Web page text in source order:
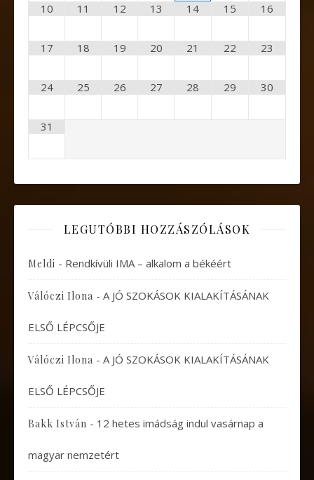
10 11 12 13 14 15 16
17 18 19 20 21 22 23
24 25 26 27 28 29 30
31
LEGUTÓBBI HOZZÁSZÓLÁSOK
Meldi - Rendkívüli IMA – alkalom a békéért
Válóczi Ilona - A JÓ SZOKÁSOK KIALAKÍTÁSÁNAK
ELSŐ LÉPCSŐJE
Válóczi Ilona - A JÓ SZOKÁSOK KIALAKÍTÁSÁNAK
ELSŐ LÉPCSŐJE
Bakk István - 12 hetes imádság indul vasárnap a
magyar nemzetért